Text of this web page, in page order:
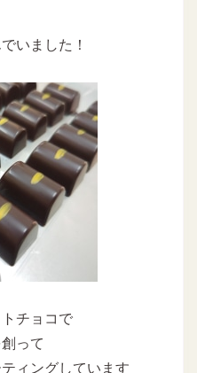
いました！
チョコで
って
ィングしています